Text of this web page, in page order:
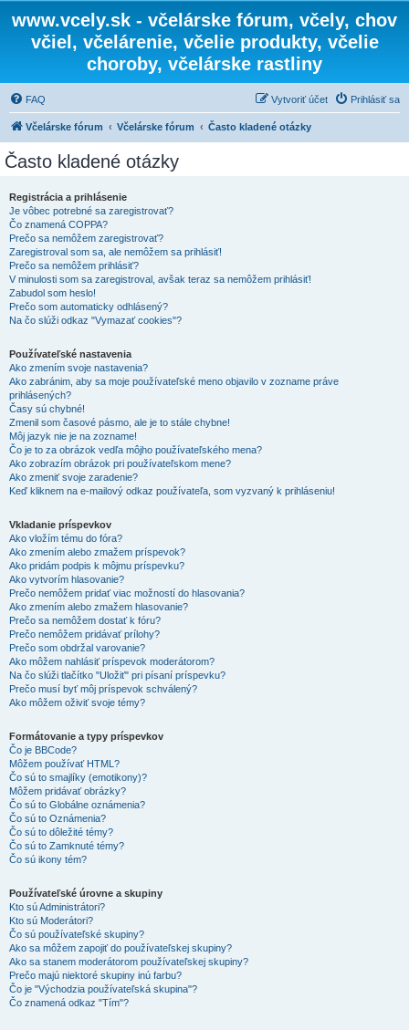
www.vcely.sk - včelárske fórum, včely, chov
včiel, včelárenie, včelie produkty, včelie
choroby, včelárske rastliny
FAQ Prihlásiť sa
Vytvoriť účet
Včelárske fórum Včelárske fórum Často kladené otázky
Často kladené otázky
Registrácia a prihlásenie
Je vôbec potrebné sa zaregistrovať?
Čo znamená COPPA?
Prečo sa nemôžem zaregistrovať?
Zaregistroval som sa, ale nemôžem sa prihlásiť!
Prečo sa nemôžem prihlásiť?
V minulosti som sa zaregistroval, avšak teraz sa nemôžem prihlásiť!
Zabudol som heslo!
Prečo som automaticky odhlásený?
Na čo slúži odkaz "Vymazať cookies"?
Používateľské nastavenia
Ako zmením svoje nastavenia?
Ako zabránim, aby sa moje používateľské meno objavilo v zozname práve
prihlásených?
Časy sú chybné!
Zmenil som časové pásmo, ale je to stále chybne!
Môj jazyk nie je na zozname!
Čo je to za obrázok vedľa môjho používateľského mena?
Ako zobrazím obrázok pri používateľskom mene?
Ako zmeniť svoje zaradenie?
Keď kliknem na e-mailový odkaz používateľa, som vyzvaný k prihláseniu!
Vkladanie príspevkov
Ako vložím tému do fóra?
Ako zmením alebo zmažem príspevok?
Ako pridám podpis k môjmu príspevku?
Ako vytvorím hlasovanie?
Prečo nemôžem pridať viac možností do hlasovania?
Ako zmením alebo zmažem hlasovanie?
Prečo sa nemôžem dostať k fóru?
Prečo nemôžem pridávať prílohy?
Prečo som obdržal varovanie?
Ako môžem nahlásiť príspevok moderátorom?
Na čo slúži tlačítko "Uložiť" pri písaní príspevku?
Prečo musí byť môj príspevok schválený?
Ako môžem oživiť svoje témy?
Formátovanie a typy príspevkov
Čo je BBCode?
Môžem používať HTML?
Čo sú to smajlíky (emotikony)?
Môžem pridávať obrázky?
Čo sú to Globálne oznámenia?
Čo sú to Oznámenia?
Čo sú to dôležité témy?
Čo sú to Zamknuté témy?
Čo sú ikony tém?
Používateľské úrovne a skupiny
Kto sú Administrátori?
Kto sú Moderátori?
Čo sú používateľské skupiny?
Ako sa môžem zapojiť do používateľskej skupiny?
Ako sa stanem moderátorom používateľskej skupiny?
Prečo majú niektoré skupiny inú farbu?
Čo je "Východzia používateľská skupina"?
Čo znamená odkaz "Tím"?